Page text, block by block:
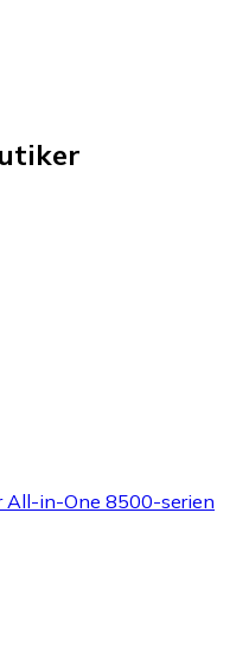
in-One 8500-serien